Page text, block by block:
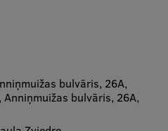
bulvāris, 26A,
bulvāris, 26A,